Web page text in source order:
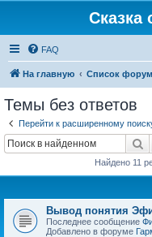
Сказка
FAQ
На главную Список
Темы без ответов
Перейти к расширенному
Найдено 11
Вывод понятия
Последнее сообщение
Добавлено в форуме